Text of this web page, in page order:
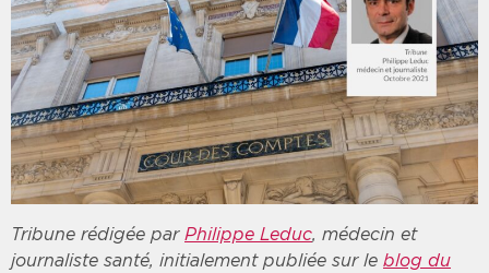
Tribune rédigée par Philippe Leduc, médecin et
journaliste santé, initialement publiée sur le blog du